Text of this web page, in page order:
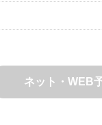
ネット・WEB